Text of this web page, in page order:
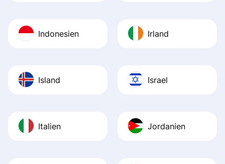
Indonesien Irland
Island Israel
Italien Jordanien